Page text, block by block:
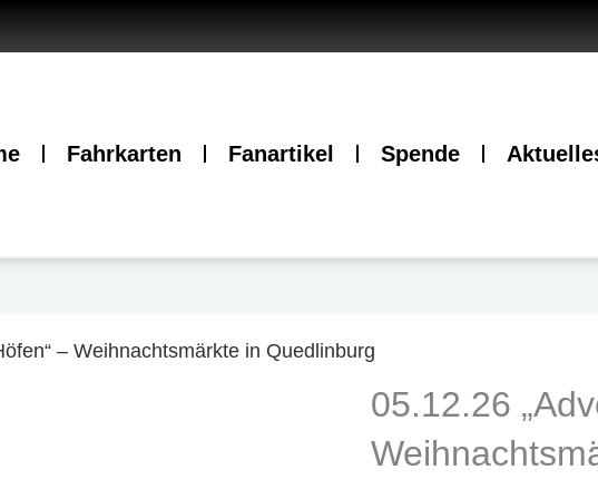
Fahrkarten Fanartikel Spende
– Weihnachtsmärkte in Quedlinburg
05.12.26